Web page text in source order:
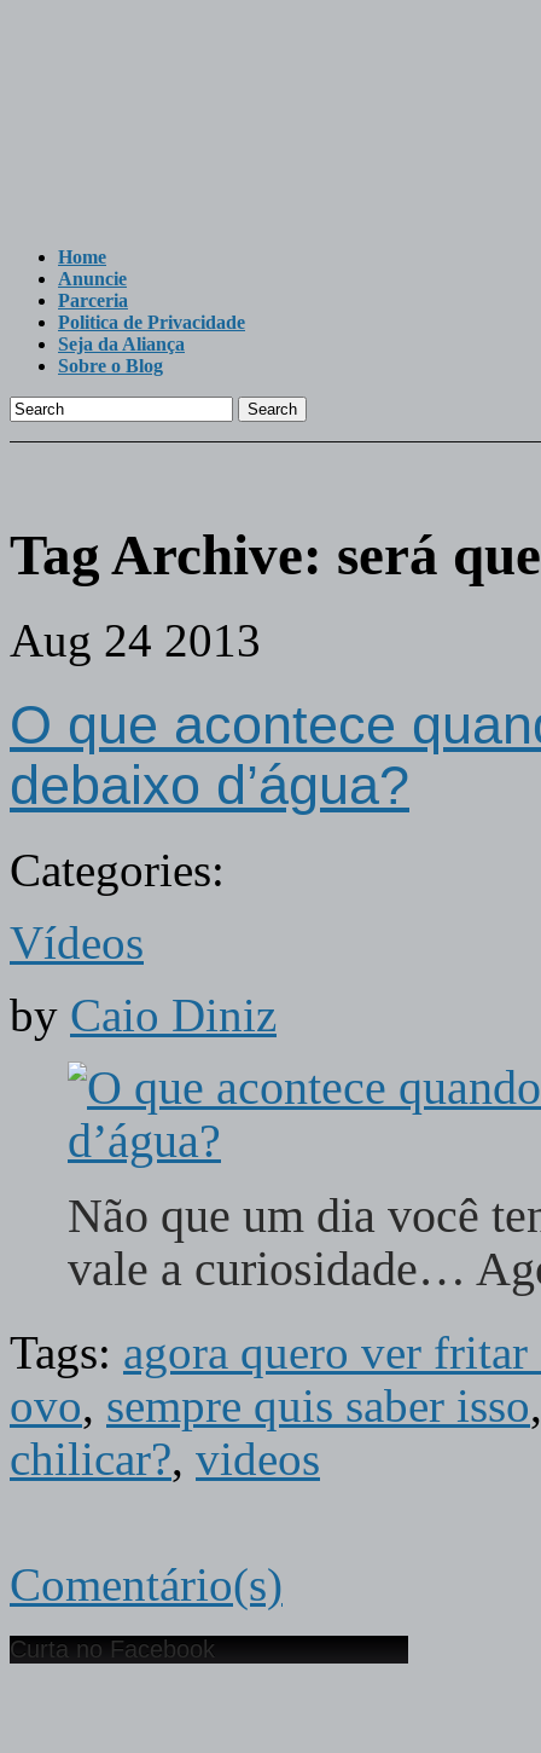
Home
Anuncie
Parceria
Politica de Privacidade
Seja da Aliança
Sobre o Blog
Search
Tag Archive: será
Aug 24 2013
O que acontece
debaixo d’água?
Categories:
Vídeos
by Caio Diniz
Não que um dia você
vale a curiosidade…
Tags: agora quero ver fritar
ovo, sempre quis saber isso
chilicar?, videos
Comentário(s)
Curta no Facebook